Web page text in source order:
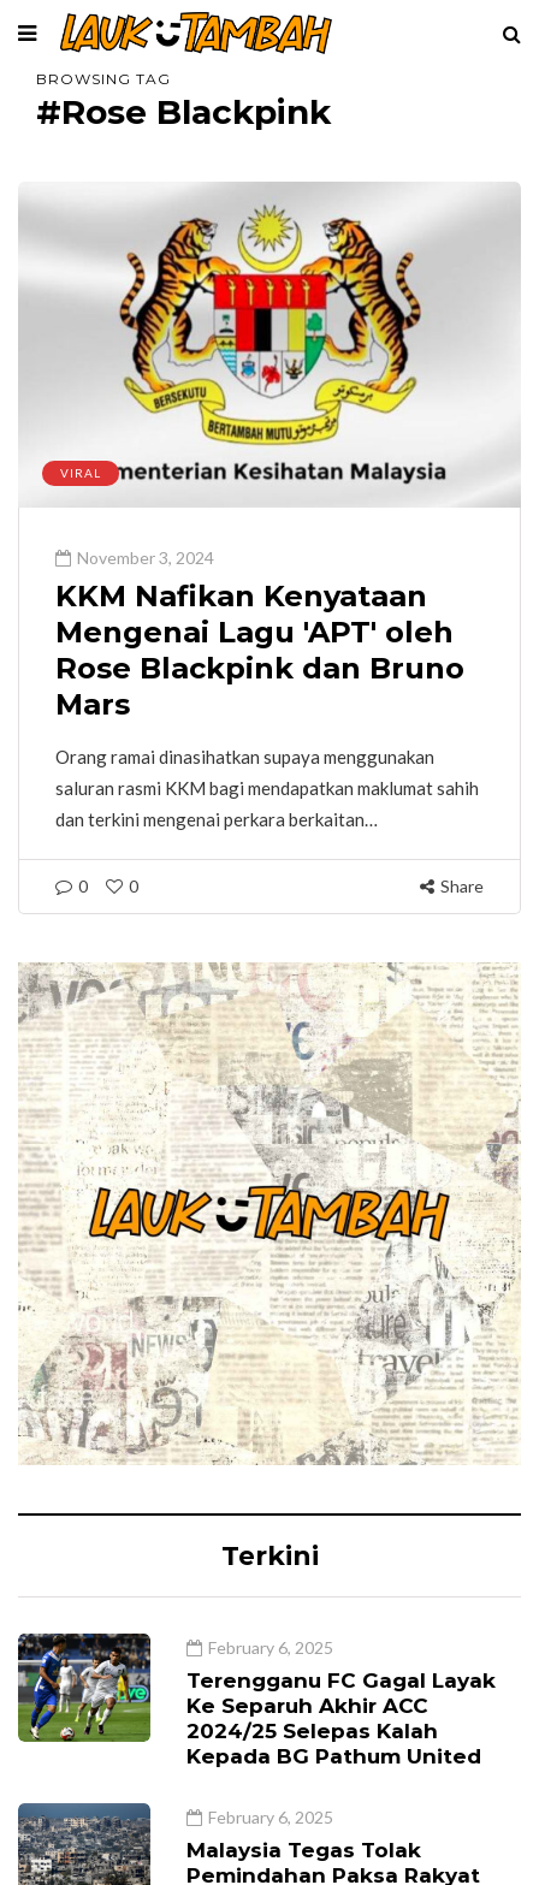
BROWSING TAG
#Rose Blackpink
VIRAL
November 3, 2024
KKM Nafikan Kenyataan
Mengenai Lagu 'APT' oleh
Rose Blackpink dan Bruno
Mars
Orang ramai dinasihatkan supaya menggunakan
saluran rasmi KKM bagi mendapatkan maklumat sahih
dan terkini mengenai perkara berkaitan…
0 0 Share
Terkini
February 6, 2025
Terengganu FC Gagal Layak
Ke Separuh Akhir ACC
2024/25 Selepas Kalah
Kepada BG Pathum United
February 6, 2025
Malaysia Tegas Tolak
Pemindahan Paksa Rakyat